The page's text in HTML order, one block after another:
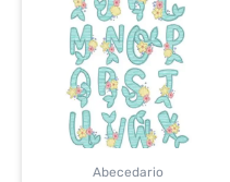
Abecedario
7,99 €
hasta
9,99 €